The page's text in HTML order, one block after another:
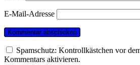
E-Mail-Adresse
Spamschutz: Kontrollkästchen vor
Kommentars aktivieren.